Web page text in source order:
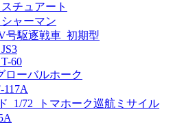
チュアート
ャーマン
号駆逐戦車_初期型
60
ローバルホーク
117A
_1/72_トマホーク巡航ミサイル